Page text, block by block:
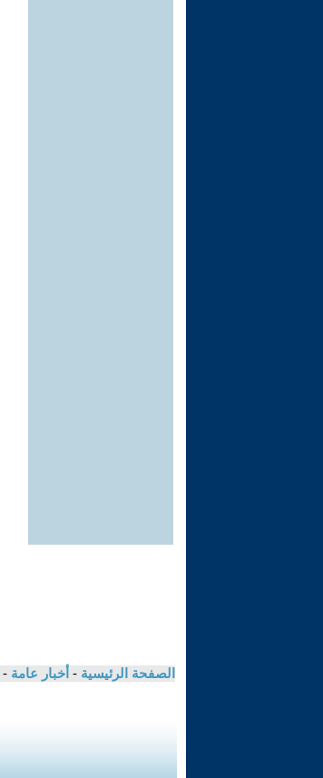
الصفحة الرئيسية - أخبار عامة -